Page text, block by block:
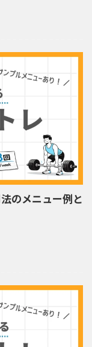
のメニュー例と